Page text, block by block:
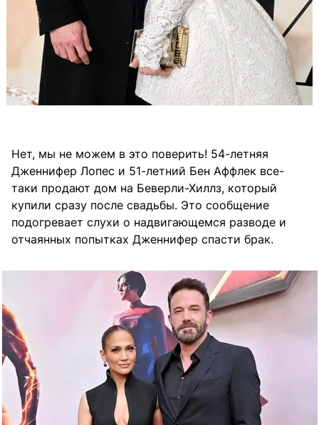
Нет, мы не можем в это поверить! 54-летняя
Дженнифер Лопес и 51-летний Бен Аффлек все-
таки продают дом на Беверли-Хиллз, который
купили сразу после свадьбы. Это сообщение
подогревает слухи о надвигающемся разводе и
отчаянных попытках Дженнифер спасти брак.